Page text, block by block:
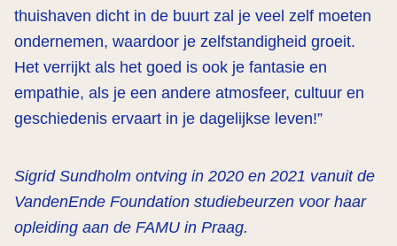
thuishaven dicht in de buurt zal je veel zelf moeten
ondernemen, waardoor je zelfstandigheid groeit.
Het verrijkt als het goed is ook je fantasie en
empathie, als je een andere atmosfeer, cultuur en
geschiedenis ervaart in je dagelijkse leven!”
Sigrid Sundholm ontving in 2020 en 2021 vanuit de
VandenEnde Foundation studiebeurzen voor haar
opleiding aan de FAMU in Praag.